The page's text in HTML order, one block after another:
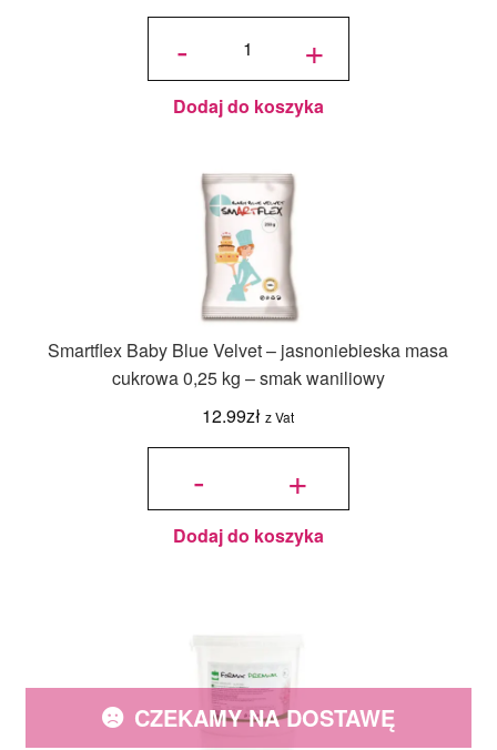
-
ilość
Smartflex
Velvet -
biała - 1
kg - smak
biała
+
Dodaj do koszyka
Smartflex Baby Blue Velvet – jasnoniebieska masa
cukrowa 0,25 kg – smak waniliowy
12.99zł z Vat
-
ilość Smartflex
jasnoniebieska
masa cukrowa
0,25 kg – smak
waniliowy +
Dodaj do koszyka
CZEKAMY NA DOSTAWĘ